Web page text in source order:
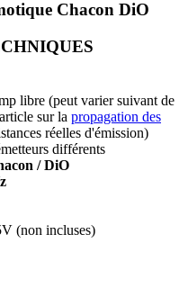
Chacon DiO
libre (peut varier suivant de
sur la propagation des
réelles d'émission)
différents
/ DiO
(non incluses)